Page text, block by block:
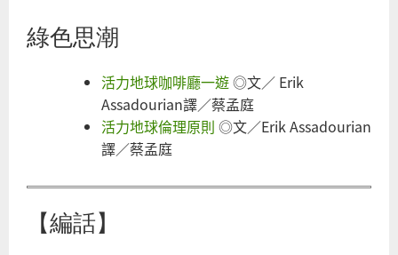
綠色思潮
活力地球咖啡廳一遊◎文／ Erik
Assadourian譯／蔡孟庭
活力地球倫理原則 ◎文／Erik Assadourian
譯／蔡孟庭
【編話】